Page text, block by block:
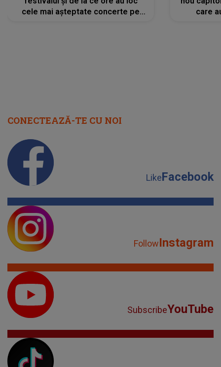
cele mai așteptate concerte pe
care
CONECTEAZĂ-TE CU NOI
LikeFacebook
FollowInstagram
SubscribeYouTube